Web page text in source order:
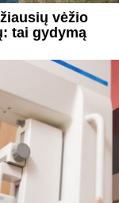
vėžio
tai gydymą